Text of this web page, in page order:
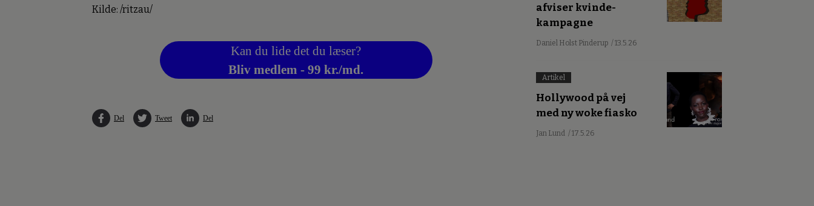
Kilde: /ritzau/
Kan du lide det du læser?
Bliv medlem - 99 kr./md.
Del Tweet Del
afviser kvinde-
kampagne
Daniel Holst Pinderup / 13.5.26
Artikel
Hollywood på vej
med ny woke fiasko
Jan Lund / 17.5.26